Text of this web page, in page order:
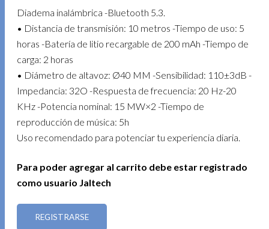
Diadema inalámbrica -Bluetooth 5.3.
• Distancia de transmisión: 10 metros -Tiempo de uso: 5
horas -Batería de litio recargable de 200 mAh -Tiempo de
carga: 2 horas
• Diámetro de altavoz: Ø40 MM -Sensibilidad: 110±3dB -
Impedancia: 32O -Respuesta de frecuencia: 20 Hz-20
KHz -Potencia nominal: 15 MW×2 -Tiempo de
reproducción de música: 5h
Uso recomendado para potenciar tu experiencia diaria.
Para poder agregar al carrito debe estar registrado
como usuario Jaltech
REGISTRARSE